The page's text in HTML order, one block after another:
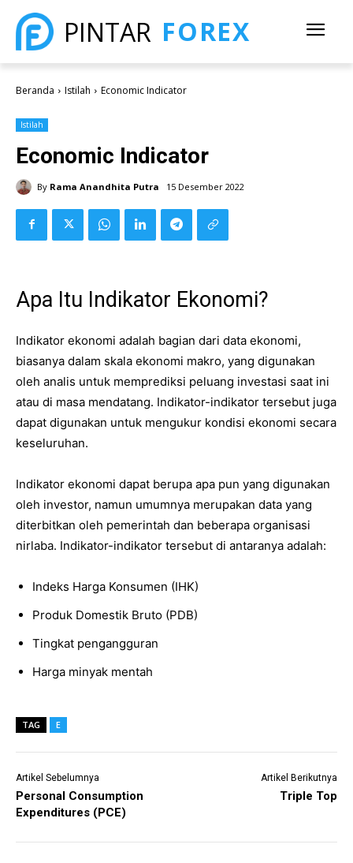
PINTAR FOREX
Beranda Istilah Economic Indicator
Istilah
Economic Indicator
By Rama Anandhita Putra 15 Desember 2022
Apa Itu Indikator Ekonomi?
Indikator ekonomi adalah bagian dari data ekonomi,
biasanya dalam skala ekonomi makro, yang digunakan
oleh analis untuk memprediksi peluang investasi saat ini
atau di masa mendatang. Indikator-indikator tersebut juga
dapat digunakan untuk mengukur kondisi ekonomi secara
keseluruhan.
Indikator ekonomi dapat berupa apa pun yang digunakan
oleh investor, namun umumnya merupakan data yang
diterbitkan oleh pemerintah dan beberapa organisasi
nirlaba. Indikator-indikator tersebut di antaranya adalah:
Indeks Harga Konsumen (IHK)
Produk Domestik Bruto (PDB)
Tingkat pengangguran
Harga minyak mentah
TAG E
Artikel Sebelumnya
Personal Consumption
Expenditures (PCE)
Artikel Berikutnya
Triple Top